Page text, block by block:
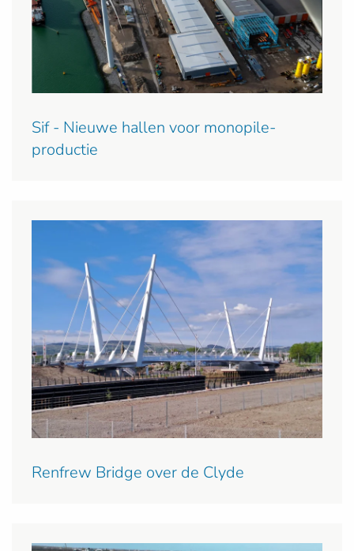
Sif - Nieuwe hallen voor monopile-
productie
Renfrew Bridge over de Clyde